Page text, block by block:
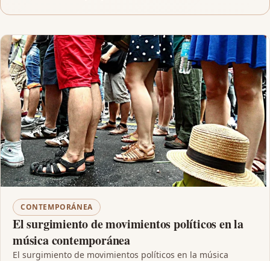
CONTEMPORÁNEA
El surgimiento de movimientos políticos en la
música contemporánea
El surgimiento de movimientos políticos en la música